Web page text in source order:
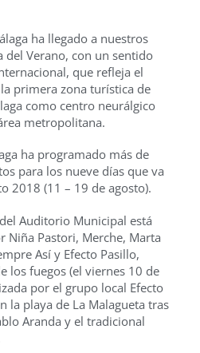
ha llegado a nuestros
del Verano, con un sentido
que refleja el
primera zona turística de
como centro neurálgico
metropolitana.
ha programado más de
para los nueve días que va
2018 (11 – 19 de agosto).
Auditorio Municipal está
Niña Pastori, Merche, Marta
Así y Efecto Pasillo,
los fuegos (el viernes 10 de
por el grupo local Efecto
la playa de La Malagueta tras
Aranda y el tradicional